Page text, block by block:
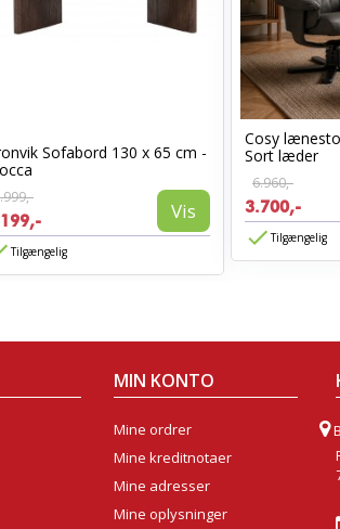
Sofabord 130 x 65 cm -
Vis
Tilgængelig
Cosy
Sort læder
6.960,-
3.700,-
Tilgængelig
MIN KONTO
Mine ordrer
Mine kreditnotaer
Mine adresser
Mine oplysninger